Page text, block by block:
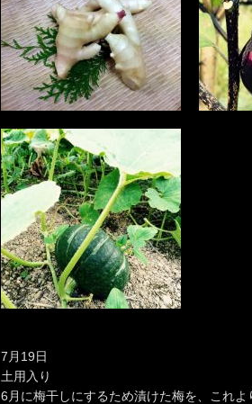
7月19日
土用入り
6月に梅干しにするため漬けた梅を、これよ